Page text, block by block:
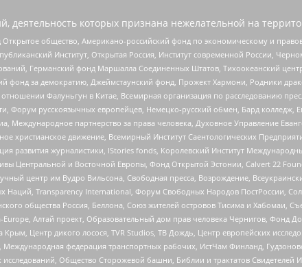
которых признана нежелательной на
общество, Американо-российский фонд по экономическому и
Институт, Открытая Россия, Институт современной России,
Германский фонд Маршалла Соединенных Штатов, Тихоокеанский
фонд за демократию, Джеймстаунский фонд, Прожект Хармони, Родники
Фалуньгун в Китае, Всемирная организация по расследованию
Форум русскоязычных европейцев, Немецко-русский обмен, Бард колледж,
партнерство за права человека, Духовное Управление
движение, Всемирный Институт Саентологических
журналистики, IStories fonds, Королевский Институт
Центральной и Восточной Европы, Фонд Открытой Эстонии, Calvert 22
центр им Вудро Вильсона, Свободная пресса, Возрождение,
Transparеncy International, Форум Свободных Народов ПостРоссии,
общества Россия, Беллона, Союз жителей островов Тисима и Хабомаи,
Алтай проект, Образовательный дом прав человека Чернигов, Фонд
Центр дикого лосося, TVR Studios, ТВ Дождь, Центр европейских
федерация транспортных рабочих, ИстЧам Финланд,
Общество Сторожевой башни, Библии и трактатов Свидетелей